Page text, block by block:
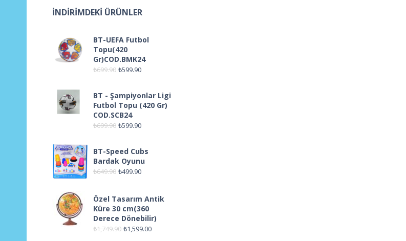
İNDIRIMDEKI ÜRÜNLER
BT-UEFA Futbol
Topu(420
Gr)COD.BMK24
₺699.90 ₺599.90
BT - Şampiyonlar Ligi
Futbol Topu (420 Gr)
COD.SCB24
₺699.90 ₺599.90
BT-Speed Cubs
Bardak Oyunu
₺649.90 ₺499.90
Özel Tasarım Antik
Küre 30 cm(360
Derece Dönebilir)
₺1,749.90 ₺1,599.00